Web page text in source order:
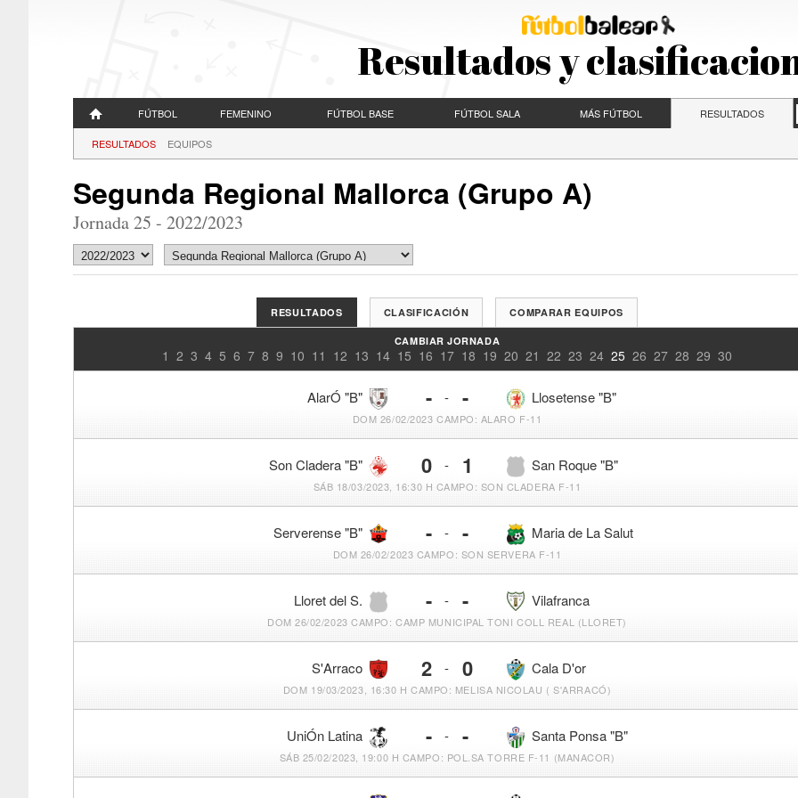
Resultados y
FÚTBOL FEMENINO FÚTBOL BASE FÚTBOL SALA MÁS FÚTBOL RESULTADOS
RESULTADOS EQUIPOS
Segunda Regional Mallorca (Grupo A)
Jornada 25 - 2022/2023
RESULTADOS CLASIFICACIÓN COMPARAR EQUIPOS
CAMBIAR JORNADA
1 2 3 4 5 6 7 8 9 10 11 12 13 14 15 16 17 18 19 20 21 22 23 24 25 26 27 28 29 30
AlarÓ "B" - - Llosetense "B"
-
DOM 26/02/2023 CAMPO: ALARO F-11
Son Cladera "B" 0 - San Roque "B"
1
SÁB 18/03/2023, 16:30 H CAMPO: SON CLADERA F-11
Serverense "B" - - Maria de La Salut
-
DOM 26/02/2023 CAMPO: SON SERVERA F-11
Lloret del S. - - Vilafranca
-
DOM 26/02/2023 CAMPO: CAMP MUNICIPAL TONI COLL REAL (LLORET)
S'Arraco 2 - Cala D'or
0
DOM 19/03/2023, 16:30 H CAMPO: MELISA NICOLAU ( S'ARRACÓ)
UniÓn Latina - - Santa Ponsa "B"
-
SÁB 25/02/2023, 19:00 H CAMPO: POL.SA TORRE F-11 (MANACOR)